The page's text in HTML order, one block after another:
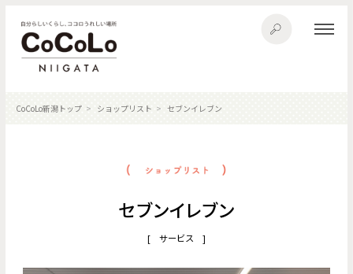
CoCoLo新潟トップ ショップリスト セブンイレブン
セブンイレブン
[ サービス ]